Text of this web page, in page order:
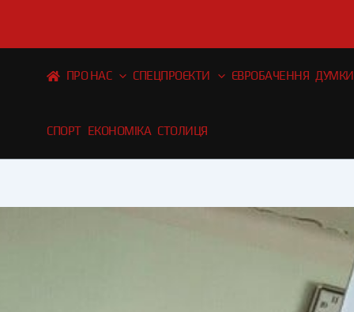
вмісту
ПРО НАС СПЕЦПРОЄКТИ ЄВРОБАЧЕННЯ ДУМКИ
СПОРТ ЕКОНОМІКА СТОЛИЦЯ